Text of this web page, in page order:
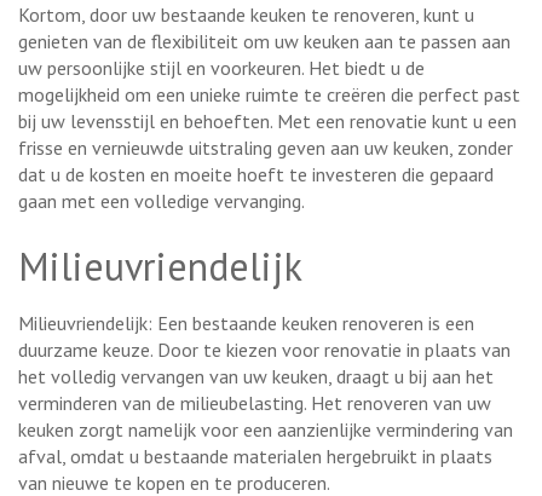
Kortom, door uw bestaande keuken te renoveren, kunt u
genieten van de flexibiliteit om uw keuken aan te passen aan
uw persoonlijke stijl en voorkeuren. Het biedt u de
mogelijkheid om een unieke ruimte te creëren die perfect past
bij uw levensstijl en behoeften. Met een renovatie kunt u een
frisse en vernieuwde uitstraling geven aan uw keuken, zonder
dat u de kosten en moeite hoeft te investeren die gepaard
gaan met een volledige vervanging.
Milieuvriendelijk
Milieuvriendelijk: Een bestaande keuken renoveren is een
duurzame keuze. Door te kiezen voor renovatie in plaats van
het volledig vervangen van uw keuken, draagt u bij aan het
verminderen van de milieubelasting. Het renoveren van uw
keuken zorgt namelijk voor een aanzienlijke vermindering van
afval, omdat u bestaande materialen hergebruikt in plaats
van nieuwe te kopen en te produceren.